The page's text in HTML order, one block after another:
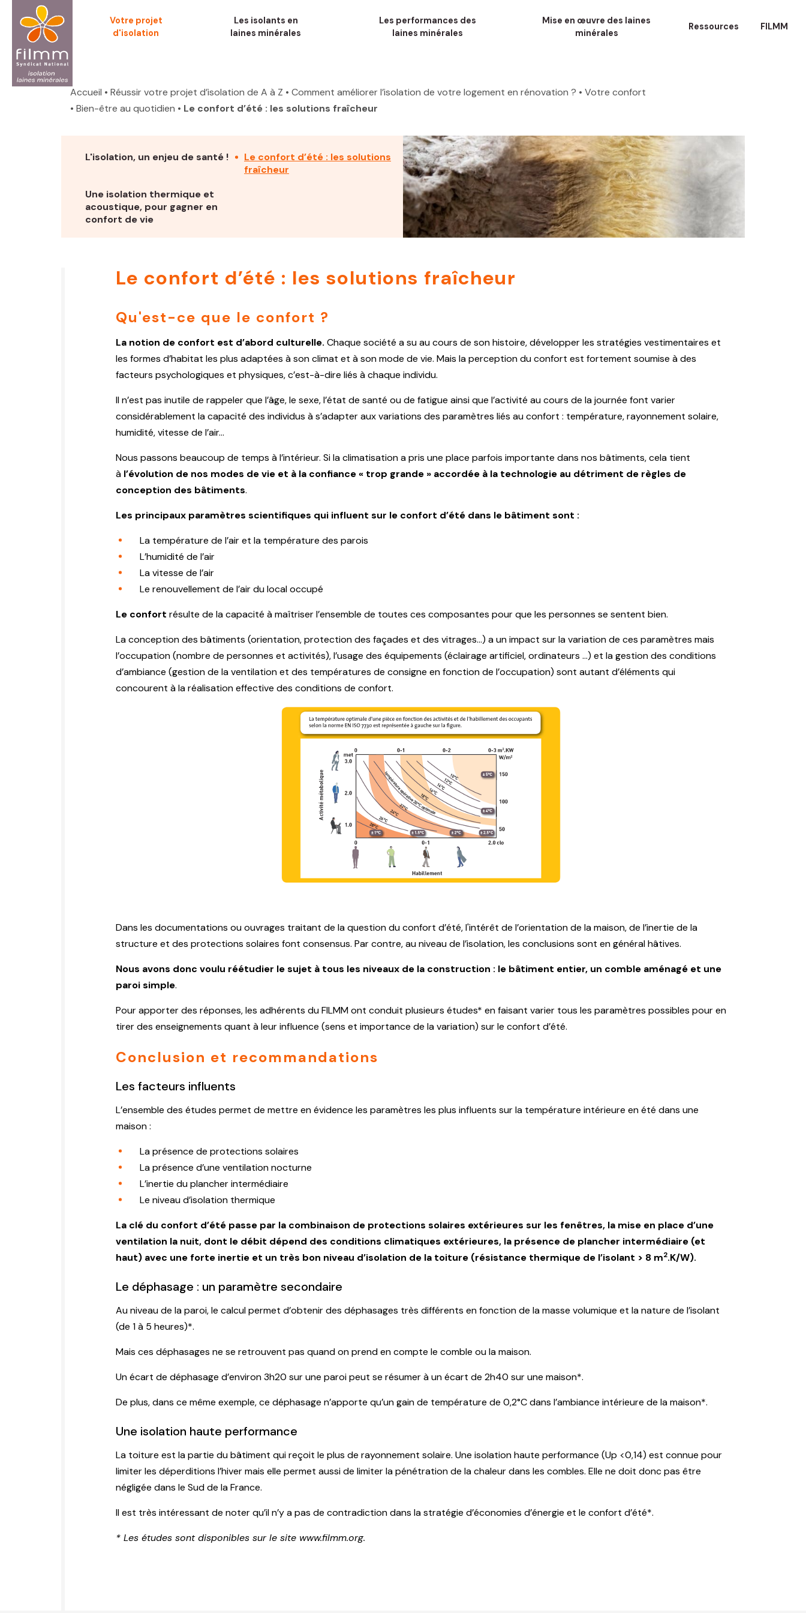
contenu
principal
Votre projet
d'isolation
Les isolants en
laines minérales
Les performances des
laines minérales
Mise en œuvre des laines
minérales
Ressources FILMM
Accueil • Réussir votre projet d’isolation de A à Z • Comment améliorer l’isolation de votre logement en rénovation ? • Votre confort
• Bien-être au quotidien • Le confort d’été : les solutions fraîcheur
L'isolation, un enjeu de santé !
Le confort d’été : les solutions
fraîcheur
Une isolation thermique et
acoustique, pour gagner en
confort de vie
Le confort d’été : les solutions fraîcheur
Qu'est-ce que le confort ?
La notion de confort est d’abord culturelle. Chaque société a su au cours de son histoire, développer les stratégies vestimentaires et
les formes d’habitat les plus adaptées à son climat et à son mode de vie. Mais la perception du confort est fortement soumise à des
facteurs psychologiques et physiques, c’est-à-dire liés à chaque individu.
Il n’est pas inutile de rappeler que l’âge, le sexe, l’état de santé ou de fatigue ainsi que l’activité au cours de la journée font varier
considérablement la capacité des individus à s’adapter aux variations des paramètres liés au confort : température, rayonnement solaire,
humidité, vitesse de l’air...
Nous passons beaucoup de temps à l’intérieur. Si la climatisation a pris une place parfois importante dans nos bâtiments, cela tient
à l’évolution de nos modes de vie et à la confiance « trop grande » accordée à la technologie au détriment de règles de
conception des bâtiments.
Les principaux paramètres scientifiques qui influent sur le confort d’été dans le bâtiment sont :
La température de l’air et la température des parois
L’humidité de l’air
La vitesse de l’air
Le renouvellement de l’air du local occupé
Le confort résulte de la capacité à maîtriser l’ensemble de toutes ces composantes pour que les personnes se sentent bien.
La conception des bâtiments (orientation, protection des façades et des vitrages…) a un impact sur la variation de ces paramètres mais
l’occupation (nombre de personnes et activités), l’usage des équipements (éclairage artificiel, ordinateurs …) et la gestion des conditions
d’ambiance (gestion de la ventilation et des températures de consigne en fonction de l’occupation) sont autant d’éléments qui
concourent à la réalisation effective des conditions de confort.
Dans les documentations ou ouvrages traitant de la question du confort d’été, l'intérêt de l’orientation de la maison, de l’inertie de la
structure et des protections solaires font consensus. Par contre, au niveau de l’isolation, les conclusions sont en général hâtives.
Nous avons donc voulu réétudier le sujet à tous les niveaux de la construction : le bâtiment entier, un comble aménagé et une
paroi simple.
Pour apporter des réponses, les adhérents du FILMM ont conduit plusieurs études* en faisant varier tous les paramètres possibles pour en
tirer des enseignements quant à leur influence (sens et importance de la variation) sur le confort d’été.
Conclusion et recommandations
Les facteurs influents
L’ensemble des études permet de mettre en évidence les paramètres les plus influents sur la température intérieure en été dans une
maison :
La présence de protections solaires
La présence d’une ventilation nocturne
L’inertie du plancher intermédiaire
Le niveau d’isolation thermique
La clé du confort d’été passe par la combinaison de protections solaires extérieures sur les fenêtres, la mise en place d’une
ventilation la nuit, dont le débit dépend des conditions climatiques extérieures, la présence de plancher intermédiaire (et
haut) avec une forte inertie et un très bon niveau d’isolation de la toiture (résistance thermique de l’isolant > 8 m2.K/W).
Le déphasage : un paramètre secondaire
Au niveau de la paroi, le calcul permet d’obtenir des déphasages très différents en fonction de la masse volumique et la nature de l’isolant
(de 1 à 5 heures)*.
Mais ces déphasages ne se retrouvent pas quand on prend en compte le comble ou la maison.
Un écart de déphasage d’environ 3h20 sur une paroi peut se résumer à un écart de 2h40 sur une maison*.
De plus, dans ce même exemple, ce déphasage n’apporte qu’un gain de température de 0,2°C dans l’ambiance intérieure de la maison*.
Une isolation haute performance
La toiture est la partie du bâtiment qui reçoit le plus de rayonnement solaire. Une isolation haute performance (Up <0,14) est connue pour
limiter les déperditions l’hiver mais elle permet aussi de limiter la pénétration de la chaleur dans les combles. Elle ne doit donc pas être
négligée dans le Sud de la France.
Il est très intéressant de noter qu’il n’y a pas de contradiction dans la stratégie d’économies d’énergie et le confort d’été*.
* Les études sont disponibles sur le site www.filmm.org.